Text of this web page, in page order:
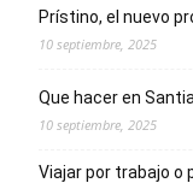
Prístino, el nuevo
10 septiembre, 2025
Que hacer en
10 septiembre, 2025
Viajar por trabajo o